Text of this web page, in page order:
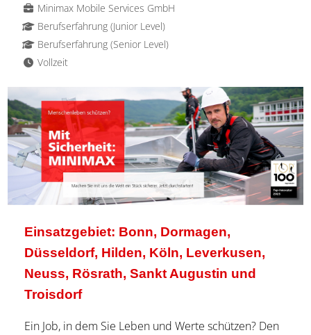
Minimax Mobile Services GmbH
Berufserfahrung (Junior Level)
Berufserfahrung (Senior Level)
Vollzeit
Einsatzgebiet: Bonn, Dormagen,
Düsseldorf, Hilden, Köln, Leverkusen,
Neuss, Rösrath, Sankt Augustin und
Troisdorf
Ein Job, in dem Sie Leben und Werte schützen? Den